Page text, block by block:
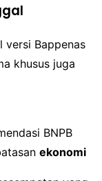
versi Bappenas
khusus juga
BNPB
ekonomi